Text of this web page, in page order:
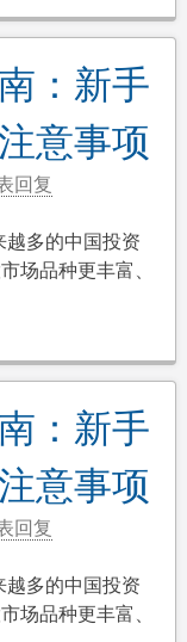
：新手
意事项
回复
多的中国投资
场品种更丰富、
：新手
意事项
回复
多的中国投资
场品种更丰富、